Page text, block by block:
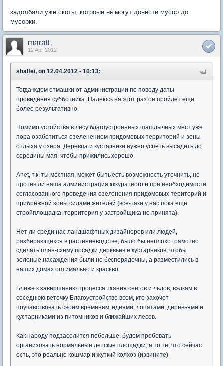
задолбали уже скоты, котроые не могут донести мусор до
мусорки.
maratt
12 Apr 2012
shalfei, on 12.04.2012 - 10:13:
Тогда ждем отмашки от администрации по поводу даты
проведения субботника. Надеюсь на этот раз он пройдет еще
более результативно.
Помимо устойства в лесу благоустроенных шашлычных мест уже
пора озаботиться озеленением придомовых территорий и зоны
отдыха у озера. Деревца и кустарники нужно успеть высадить до
середины мая, чтобы прижились хорошо.
Anet, т.к. ты местная, может быть есть возможность уточнить, не
против ли наша администрация аккуратного и при необходимости
согласованного проведения озеленения придомовых територий и
прибрежной зоны силами жителей (все-таки у нас пока еще
стройплощадка, территория у застройщика не принята).
Нет ли среди нас ландшафтных дизайнеров или людей,
разбирающихся в растениеводстве, было бы неплохо грамотно
сделать план-схему посадки деревьев и кустарников, чтобы
зеленые насаждения были не беспорядочны, а разместились в
наших домах оптимально и красиво.
Ближе к завершению процесса таяния снегов и льдов, вэлкам в
соседнюю веточку Благоустройство всем, кто захочет
поучавствовать своим временем, идеями, лопатами, деревьями и
кустарниками из питомников и ближайших лесов.
Как народу подзаселится побольше, будем пробовать
организовать нормальные детские площадки, а то те, что сейчас
есть, это реально кошмар и жуткий колхоз (извините)